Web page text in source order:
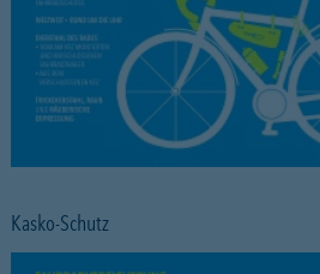
Kasko-Schutz